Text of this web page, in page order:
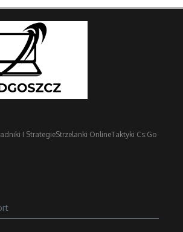
I StrategieStrzelanki OnlineTaktyki Cs:Go